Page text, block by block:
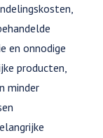
en onnodige
producten,
minder